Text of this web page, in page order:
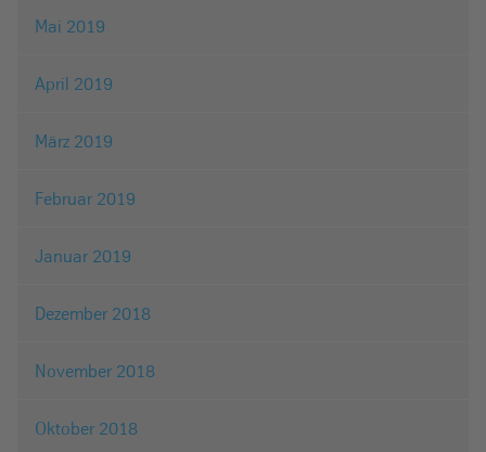
Mai 2019
April 2019
März 2019
Februar 2019
Januar 2019
Dezember 2018
November 2018
Oktober 2018